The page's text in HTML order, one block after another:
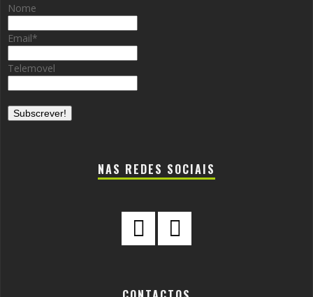
Nome
Email*
Telemovel
NAS REDES SOCIAIS